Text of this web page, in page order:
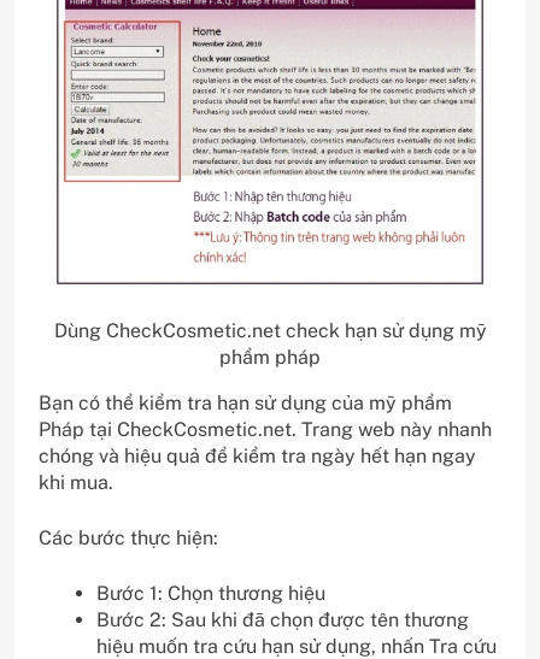
Dùng CheckCosmetic.net check hạn sử dụng mỹ
phẩm pháp
Bạn có thể kiểm tra hạn sử dụng của mỹ phẩm
Pháp tại CheckCosmetic.net. Trang web này nhanh
chóng và hiệu quả để kiểm tra ngày hết hạn ngay
khi mua.
Các bước thực hiện:
Bước 1: Chọn thương hiệu
Bước 2: Sau khi đã chọn được tên thương
hiệu muốn tra cứu hạn sử dụng, nhấn Tra cứu